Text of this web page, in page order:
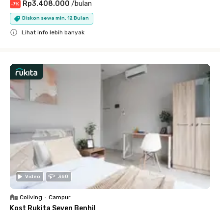
-7% Rp3.408.000 /bulan
Diskon sewa min. 12 Bulan
Lihat info lebih banyak
Video 360
Coliving • Campur
Kost Rukita Seven Benhil